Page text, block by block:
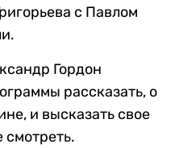
с Павлом
Гордон
рассказать, о
и высказать свое
смотреть.